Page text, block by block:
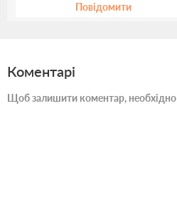
Повідомити
Коментарі
Щоб залишити коментар, необхідно